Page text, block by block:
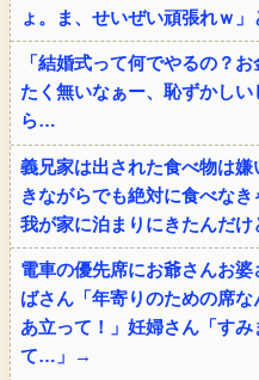
ょ。ま、せいぜい頑張れｗ
「結婚式って何でやるの？
たく無いなぁー、恥ずかし
ら…
義兄家は出された食べ物は
きながらでも絶対に食べな
我が家に泊まりにきたんだ
電車の優先席にお爺さんお
ばさん「年寄りのための席
あ立って！」妊婦さん「す
て…」→